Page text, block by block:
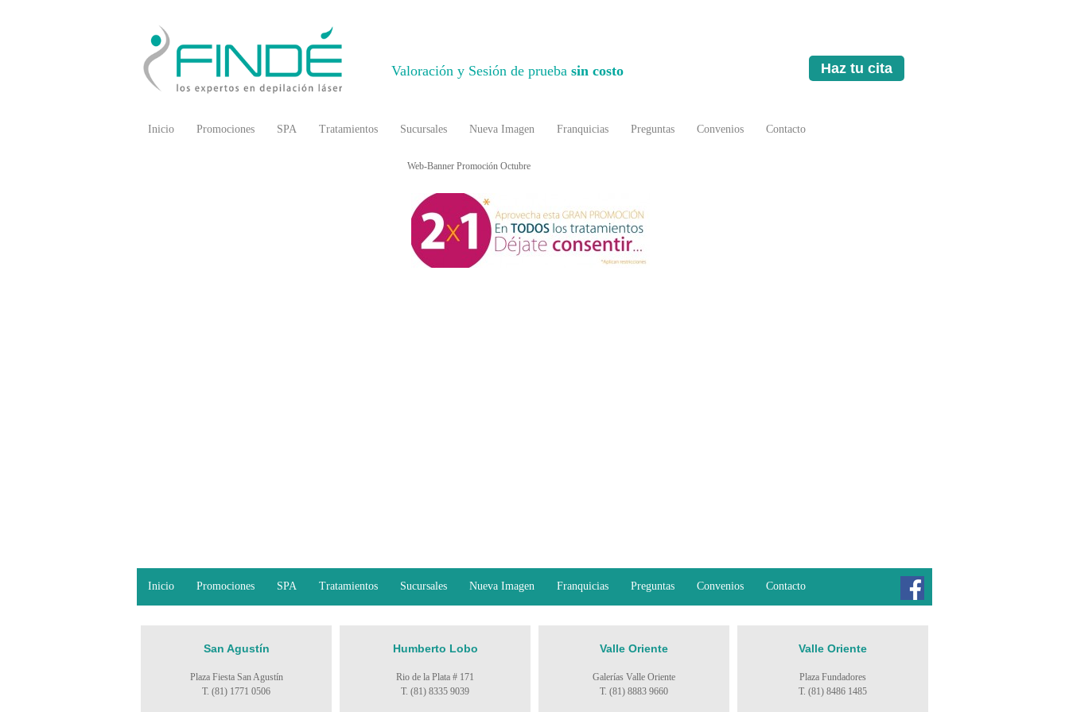
Haz tu cita
Inicio Promociones SPA Tratamientos Sucursales Nueva Imagen Franquicias Preguntas Convenios Contacto
Valoración y Sesión de prueba sin costo
Web-Banner Promoción Octubre
Inicio Promociones SPA Tratamientos Sucursales Nueva Imagen Franquicias Preguntas Convenios Contacto
San Agustín
Plaza Fiesta San Agustín
T. (81) 1771 0506
Humberto Lobo
Rio de la Plata # 171
T. (81) 8335 9039
Valle Oriente
Galerías Valle Oriente
T. (81) 8883 9660
Valle Oriente
Plaza Fundadores
T. (81) 8486 1485